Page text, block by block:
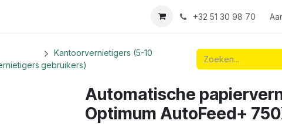
+32 51 30 98 70
Kantoorvernietigers (5-10
gebruikers)
Automatische
Optimum AutoFeed+